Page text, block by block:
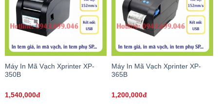
Máy In Mã Vạch Xprinter XP-
350B
1,540,000đ
Máy In Mã Vạch Xprinter XP-
365B
1,200,000đ